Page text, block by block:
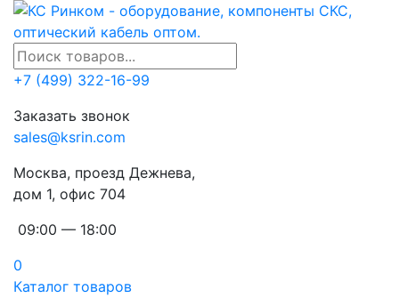
+7 (499) 322-16-99
Заказать звонок
sales@ksrin.com
Москва, проезд Дежнева,
дом 1, офис 704
09:00 — 18:00
0
Каталог товаров